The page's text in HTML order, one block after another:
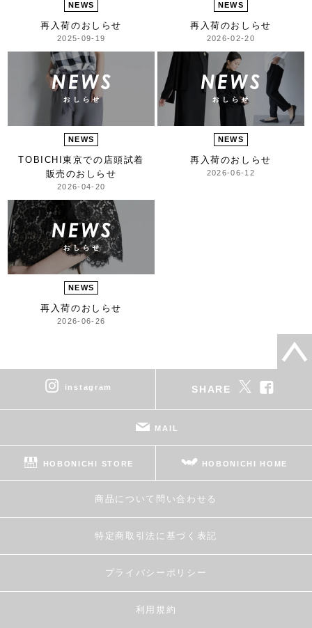
NEWS
再入荷のおしらせ
2025-09-19
NEWS
再入荷のおしらせ
2026-02-20
NEWS
TOBICHI東京での 店頭試着
販売のおしらせ
2026-04-20
NEWS
再入荷のおしらせ
2026-06-12
NEWS
再入荷のおしらせ
2026-06-26
instagram SHARE
MAIL
HOBONICHI STORE HOBONICHI HOME
商品について問い合わせる
特定商取引法に基づく表記
プライバシーポリシー
利用規約